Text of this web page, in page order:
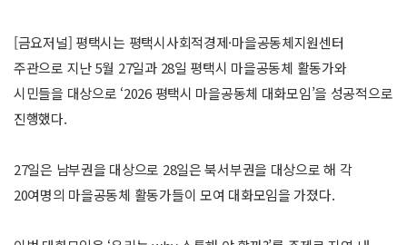
[금요저널] 평택시는 평택시사회적경제·마을공동체지원센터
주관으로 지난 5월 27일과 28일 평택시 마을공동체 활동가와
시민들을 대상으로 ‘2026 평택시 마을공동체 대화모임’을 성공적으로
진행했다.
27일은 남부권을 대상으로 28일은 북서부권을 대상으로 해 각
20여명의 마을공동체 활동가들이 모여 대화모임을 가졌다.